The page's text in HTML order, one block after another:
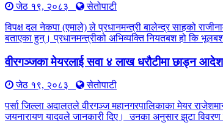
जेठ १९, २०८३
सेतोपाटी
विपक्ष दल नेकपा (एमाले) ले प्रधानमन्त्री बालेन्द्र साहको
बताएका हुन्। प्रधानमन्त्रीको अभिव्यक्ति नियतबश हो कि
वीरगञ्जका मेयरलाई सवा ४ लाख धरौटीमा छाड्न आदेश
जेठ १९, २०८३
सेतोपाटी
पर्सा जिल्ला अदालतले वीरगञ्ज महानगरपालिकाका मेयर
जयनारायण यादवले जानकारी दिए। उनका अनुसार झुटा विवरण